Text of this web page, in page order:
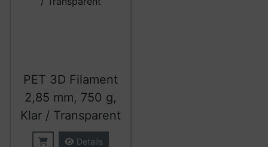
PET 3D Filament
2,85 mm, 750 g,
Klar / Transparent
Details